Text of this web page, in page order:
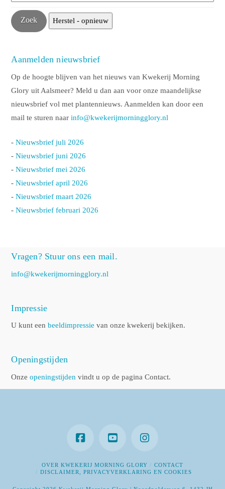
Aanmelden nieuwsbrief
Op de hoogte blijven van het nieuws van Kwekerij Morning
Glory uit Aalsmeer? Meld u dan aan voor onze maandelijkse
nieuwsbrief vol met plantennieuws. Aanmelden kan door een
mail te sturen naarinfo@kwekerijmorningglory.nl
-Nieuwsbrief juli 2026
-Nieuwsbrief juni 2026
-Nieuwsbrief mei 2026
-Nieuwsbrief april 2026
-Nieuwsbrief maart 2026
-Nieuwsbrief februari 2026
Vragen? Stuur ons een mail.
info@kwekerijmorningglory.nl
Impressie
U kunt eenbeeldimpressie van onze kwekerij bekijken.
Openingstijden
Onzeopeningstijden vindt u op de pagina Contact.
OVER KWEKERIJ MORNING GLORY
CONTACT
DISCLAIMER, PRIVACYVERKLARING EN COOKIES